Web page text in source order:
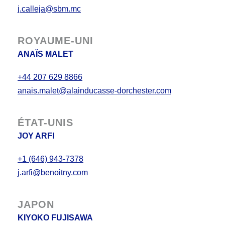
j.calleja@sbm.mc
ROYAUME-UNI
ANAÏS MALET
+44 207 629 8866
anais.malet@alainducasse-dorchester.com
ÉTAT-UNIS
JOY ARFI
+1 (646) 943-7378
j.arfi@benoitny.com
JAPON
KIYOKO FUJISAWA